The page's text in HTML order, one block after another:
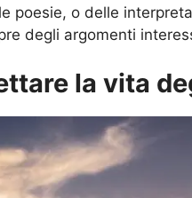
poesie, o delle
degli argomenti
la vita